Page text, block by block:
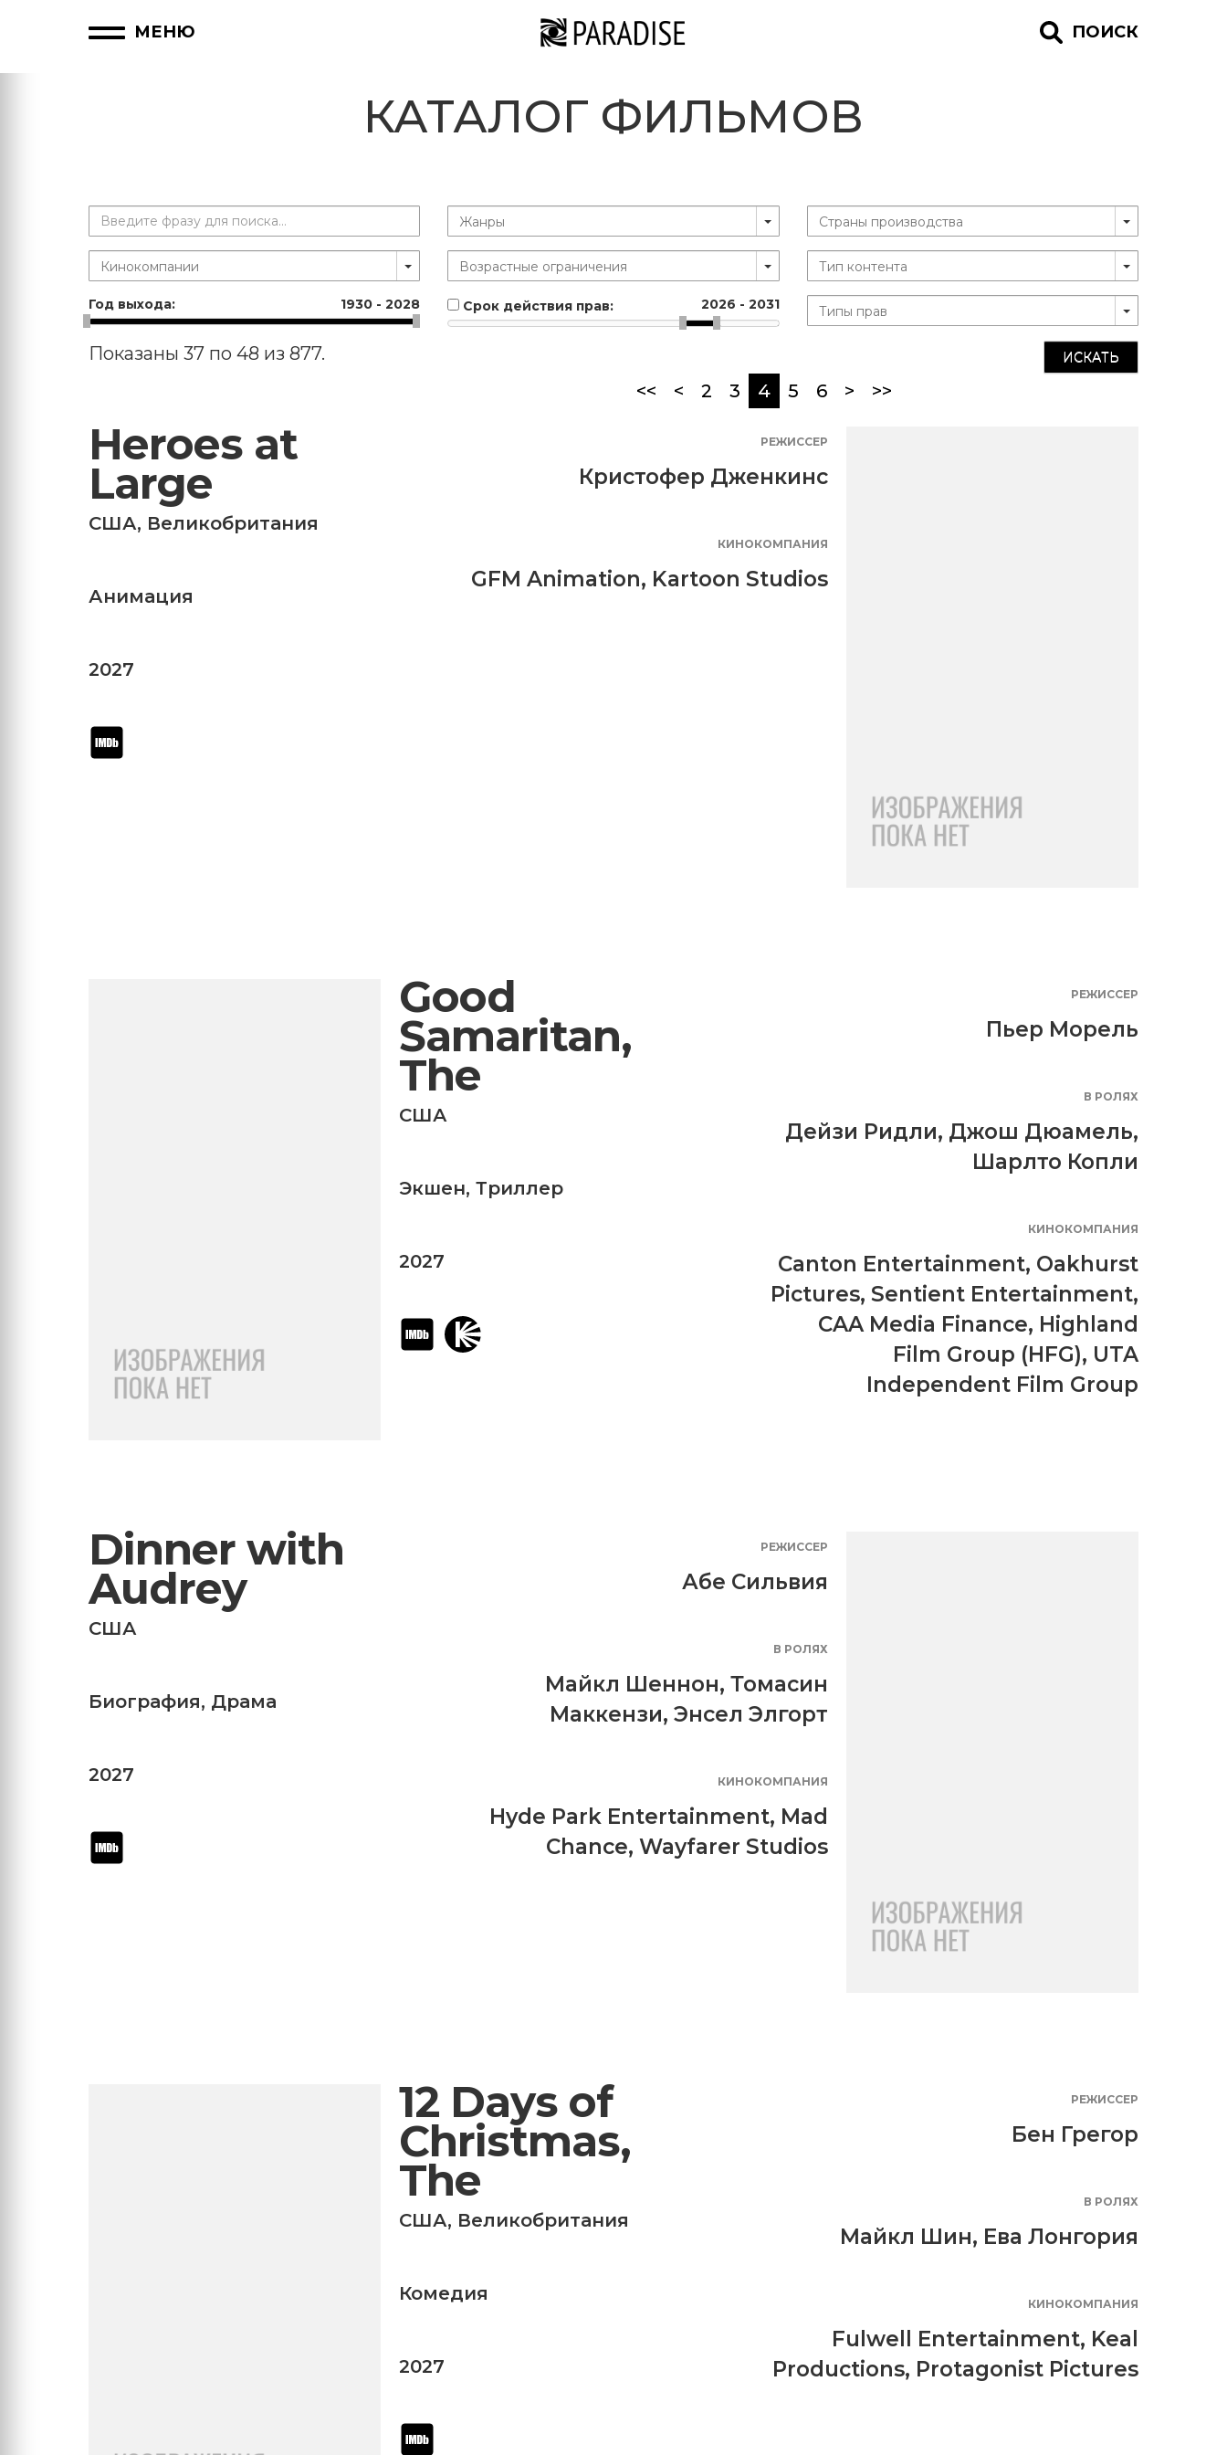
МЕНЮ ПОИСК
КАТАЛОГ ФИЛЬМОВ
Год выхода: 1930 -2028 Срок действия прав: 2026 - 2031
ИСКАТЬ
Показаны 37 по 48 из 877.
<<
< 2 3 4(current)
5 6 > >>
Heroes at
Large
США, Великобритания
Анимация
2027
РЕЖИССЕР
Кристофер Дженкинс
КИНОКОМПАНИЯ
GFM Animation, Kartoon Studios
Good
Samaritan,
The
США
Экшен, Триллер
2027
РЕЖИССЕР
Пьер Морель
В РОЛЯХ
Дейзи Ридли, Джош Дюамель,
Шарлто Копли
КИНОКОМПАНИЯ
Canton Entertainment, Oakhurst
Pictures, Sentient Entertainment,
CAA Media Finance, Highland
Film Group (HFG), UTA
Independent Film Group
Dinner with
Audrey
США
Биография, Драма
2027
РЕЖИССЕР
Абе Сильвия
В РОЛЯХ
Майкл Шеннон, Томасин
Маккензи, Энсел Элгорт
КИНОКОМПАНИЯ
Hyde Park Entertainment, Mad
Chance, Wayfarer Studios
12 Days of
Christmas,
The
США, Великобритания
Комедия
2027
РЕЖИССЕР
Бен Грегор
В РОЛЯХ
Майкл Шин, Ева Лонгория
КИНОКОМПАНИЯ
Fulwell Entertainment, Keal
Productions, Protagonist Pictures